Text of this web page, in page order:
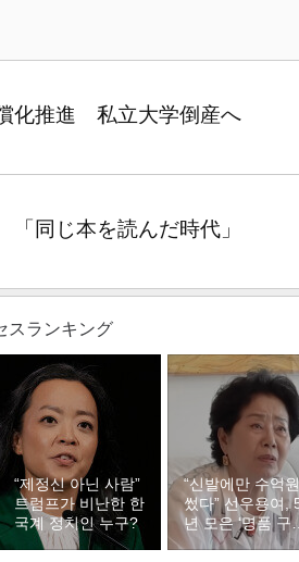
化推進 私立大学倒産へ
同じ本を読んだ時代」
スランキング
“제정신 아닌 사람”
트럼프가 비난한 한
국계 정치인 누구?
“신발에만 수억원
썼다” 선우용여,
년 모은 ‘명품 구
컬렉션